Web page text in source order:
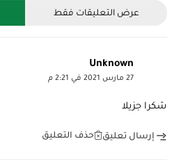
عرض التعليقات فقط
Unknown
27 مارس 2021 في 2:21 م
شكرا جزيلا
إرسال تعليق حذف التعليق